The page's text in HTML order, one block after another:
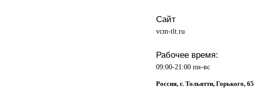
Сайт
vcm-tlt.ru
Рабочее время:
09:00-21:00 пн-вс
Россия, г. Тольятти, Горького, 65